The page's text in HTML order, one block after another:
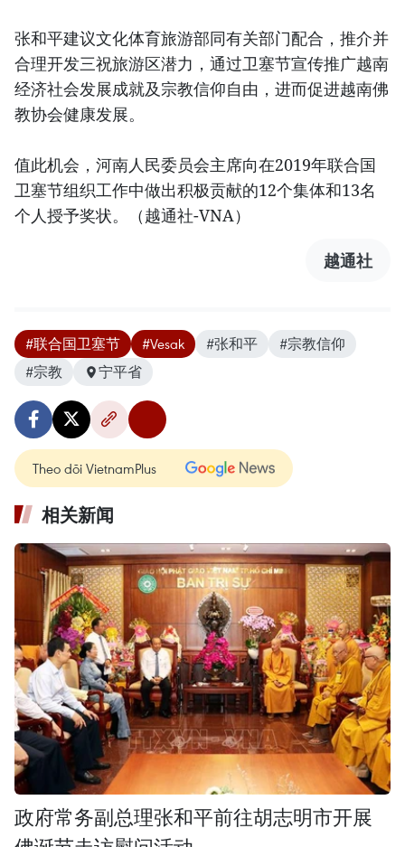
张和平建议文化体育旅游部同有关部门配合，推介并
合理开发三祝旅游区潜力，通过卫塞节宣传推广越南
经济社会发展成就及宗教信仰自由，进而促进越南佛
教协会健康发展。
值此机会，河南人民委员会主席向在2019年联合国
卫塞节组织工作中做出积极贡献的12个集体和13名
个人授予奖状。（越通社-VNA）
越通社
#联合国卫塞节 #Vesak #张和平
#宗教信仰
#宗教
宁平省
Theo dõi VietnamPlus
相关新闻
政府常务副总理张和平前往胡志明市开展